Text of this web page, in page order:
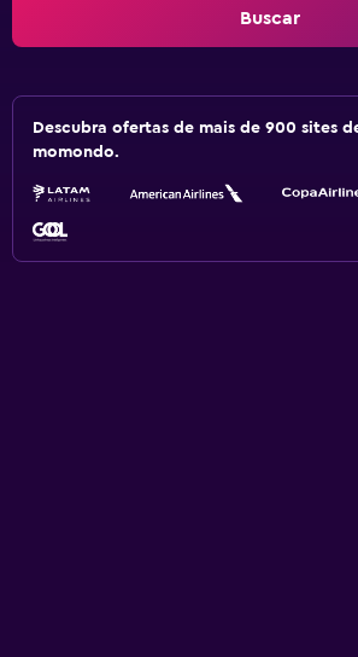
Buscar
Descubra ofertas de mais de 900 sites
momondo.